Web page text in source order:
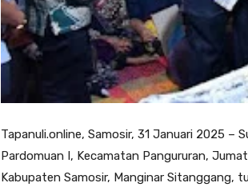
Tapanuli.online, Samosir, 31 Januari 2025 –
Pardomuan I, Kecamatan Pangururan,
Kabupaten Samosir, Manginar Sitanggang,